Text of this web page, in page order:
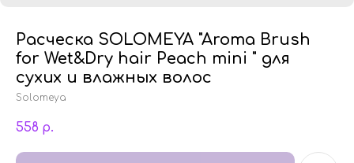
Расческа SOLOMEYA "Aroma Brush
for Wet&Dry hair Peach mini " для
сухих и влажных волос
Solomeya
558 р.